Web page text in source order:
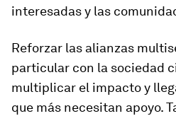
interesadas y las
Reforzar las alianzas
particular con la sociedad
multiplicar el impacto y
que más necesitan apoyo.